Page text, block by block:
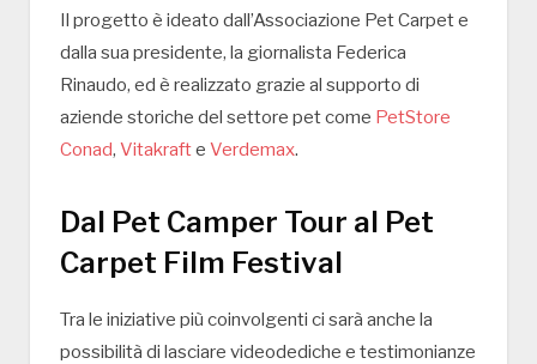
Il progetto è ideato dall’Associazione Pet Carpet e
dalla sua presidente, la giornalista Federica
Rinaudo, ed è realizzato grazie al supporto di
aziende storiche del settore pet come PetStore
Conad, Vitakrafte Verdemax.
Dal Pet Camper Tour al Pet
Carpet Film Festival
Tra le iniziative più coinvolgenti ci sarà anche la
possibilità di lasciare videodediche e testimonianze